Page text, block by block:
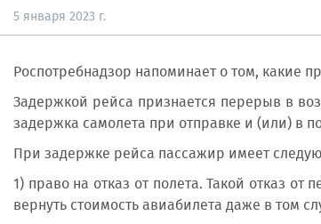
5 января 2023 г.
Роспотребнадзор напоминает о том, какие
Задержкой рейса признается перерыв в
задержка самолета при отправке и (или) в
При задержке рейса пассажир имеет
1) право на отказ от полета. Такой отказ
вернуть стоимость авиабилета даже в том